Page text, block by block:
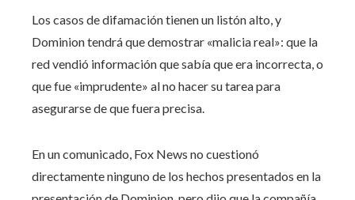
Los casos de difamación tienen un listón alto, y
Dominion tendrá que demostrar «malicia real»: que la
red vendió información que sabía que era incorrecta, o
que fue «imprudente» al no hacer su tarea para
asegurarse de que fuera precisa.
En un comunicado, Fox News no cuestionó
directamente ninguno de los hechos presentados en la